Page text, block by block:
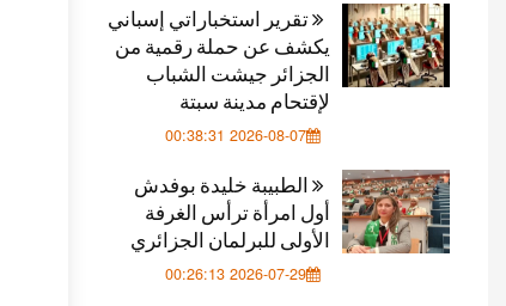
تقرير استخباراتي إسباني
يكشف عن حملة رقمية من
الجزائر جيشت الشباب
لإقتحام مدينة سبتة
2026-08-07 00:38:31
الطبيبة خليدة بوفدش
أول امرأة ترأس الغرفة
الأولى للبرلمان الجزائري
2026-07-29 00:26:13